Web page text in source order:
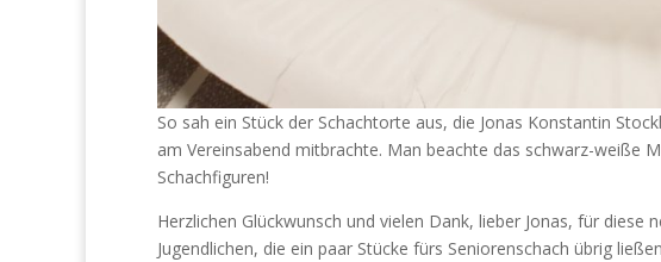
So sah ein Stück der Schachtorte aus, die Jonas Konstantin
am Vereinsabend mitbrachte. Man beachte das schwarz-weiße
Schachfiguren!
Herzlichen Glückwunsch und vielen Dank, lieber Jonas, für
Jugendlichen, die ein paar Stücke fürs Seniorenschach übrig